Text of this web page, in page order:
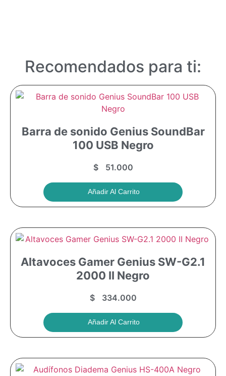
Recomendados para ti:
Barra de sonido Genius SoundBar
100 USB Negro
$51.000
Añadir Al Carrito
Altavoces Gamer Genius SW-G2.1
2000 II Negro
$334.000
Añadir Al Carrito